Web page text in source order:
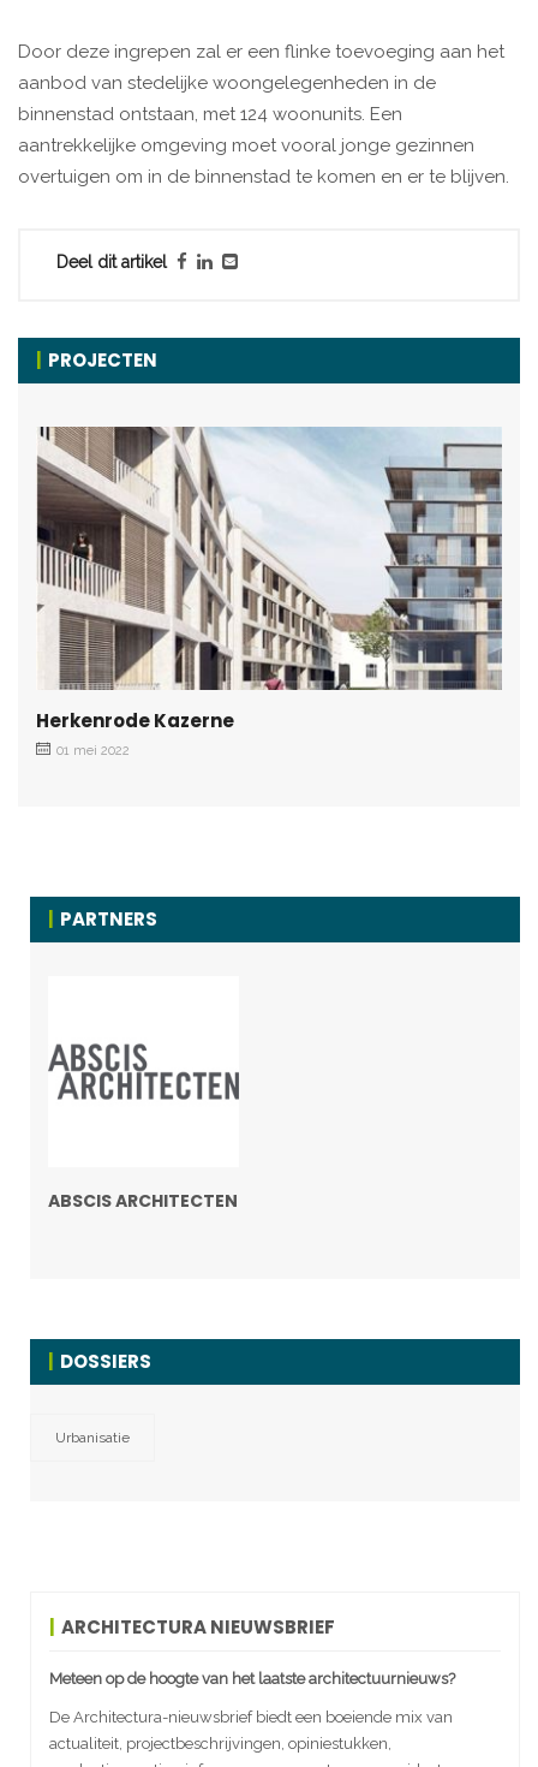
Door deze ingrepen zal er een flinke toevoeging aan het
aanbod van stedelijke woongelegenheden in de
binnenstad ontstaan, met 124 woonunits. Een
aantrekkelijke omgeving moet vooral jonge gezinnen
overtuigen om in de binnenstad te komen en er te blijven.
Deel dit artikel
PROJECTEN
Herkenrode Kazerne
01 mei 2022
PARTNERS
ABSCIS ARCHITECTEN
DOSSIERS
Urbanisatie
ARCHITECTURA NIEUWSBRIEF
Meteen op de hoogte van het laatste architectuurnieuws?
De Architectura-nieuwsbrief biedt een boeiende mix van
actualiteit, projectbeschrijvingen, opiniestukken,